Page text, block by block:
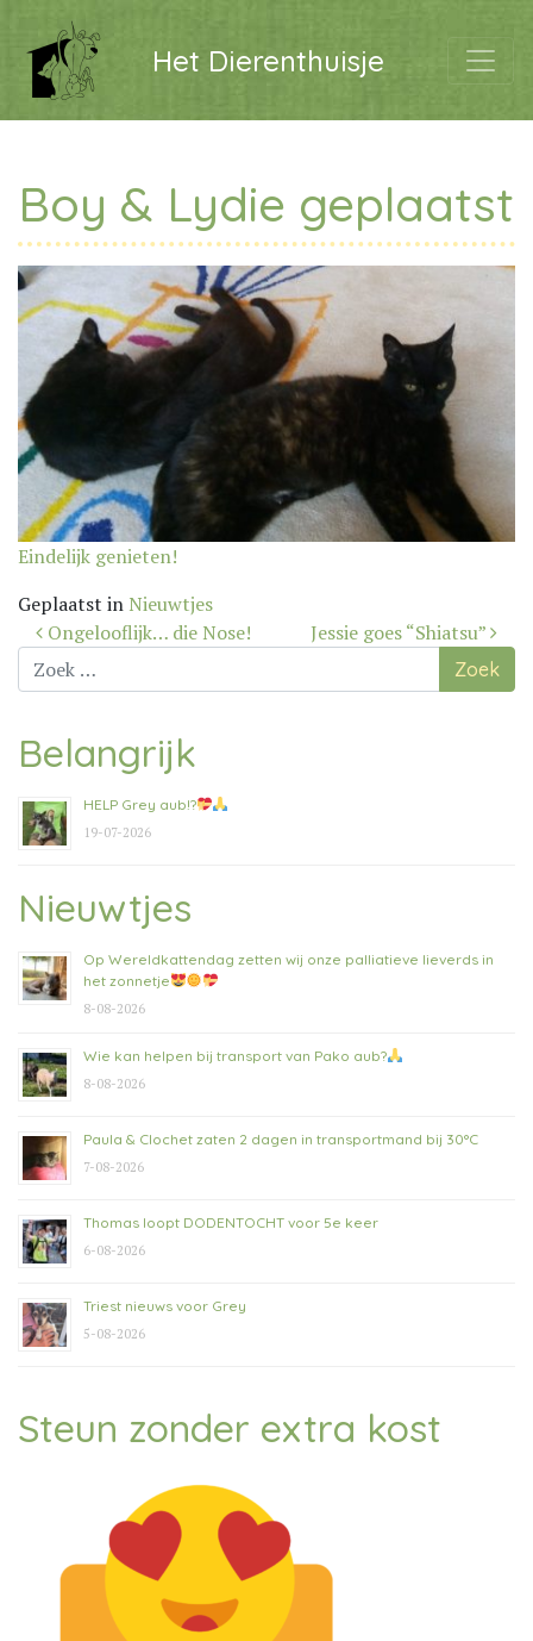
Het Dierenthuisje
Boy & Lydie geplaatst
Eindelijk genieten!
Geplaatst in Nieuwtjes
Bericht
navigatie
Ongelooflijk… die Nose!
Jessie goes “Shiatsu”
Zoek
naar:
Belangrijk
HELP Grey aub!?
19-07-2026
Nieuwtjes
Op Wereldkattendag zetten wij onze palliatieve lieverds in
het zonnetje
8-08-2026
Wie kan helpen bij transport van Pako aub?
8-08-2026
Paula & Clochet zaten 2 dagen in transportmand bij 30°C
7-08-2026
Thomas loopt DODENTOCHT voor 5e keer
6-08-2026
Triest nieuws voor Grey
5-08-2026
Steun zonder extra kost